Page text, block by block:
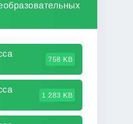
758 KB
1 283 KB